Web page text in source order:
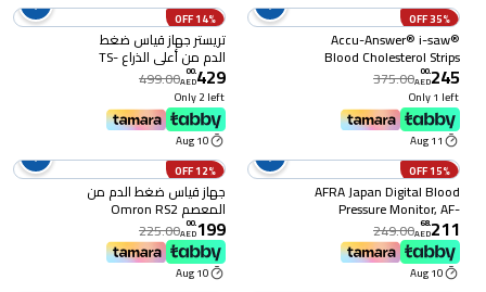
35% OFF
Accu-Answer® i-saw®
Blood Cholesterol Strips
(25ct)
245
.
00
AED
375.00
Only 1 left
11 Aug
14% OFF
تريستر جهاز قياس ضغط
الدم من أعلى الذراع TS-
360BP، أبيض
429
.
00
AED
499.00
Only 2 left
10 Aug
15% OFF
AFRA Japan Digital Blood
Pressure Monitor, AF-
203BPMW, Black, Wrist
Type, Small, 2 Year
Warranty
211
.
68
AED
249.00
10 Aug
12% OFF
جهاز قياس ضغط الدم من
المعصم Omron RS2
199
.
00
AED
225.00
10 Aug